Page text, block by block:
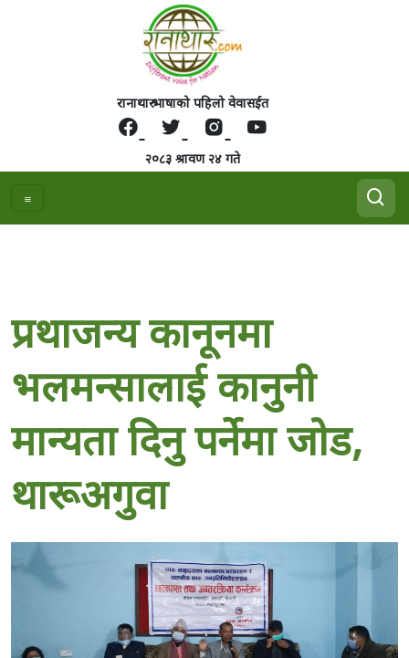
रानाथारु भाषाको पहिलो वेवासईत
२०८३ श्रावण २४ गते
प्रथाजन्य कानूनमा
भलमन्सालाई कानुनी
मान्यता दिनु पर्नेमा जोड,
थारूअगुवा